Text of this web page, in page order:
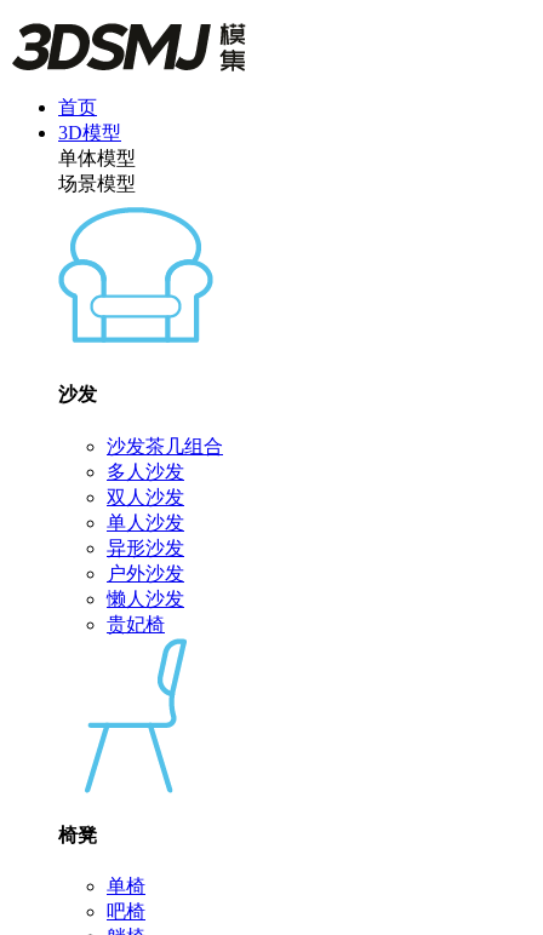
首页
3D模型
单体模型
场景模型
沙发
沙发茶几组合
多人沙发
双人沙发
单人沙发
异形沙发
户外沙发
懒人沙发
贵妃椅
椅凳
单椅
吧椅